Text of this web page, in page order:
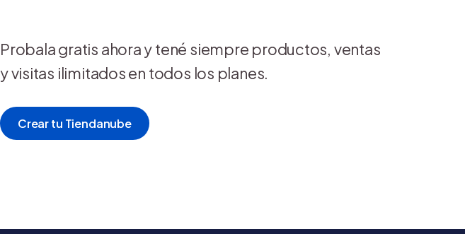
Probala gratis ahora y tené siempre productos, ventas
y visitas ilimitados en todos los planes.
Crear tu Tiendanube